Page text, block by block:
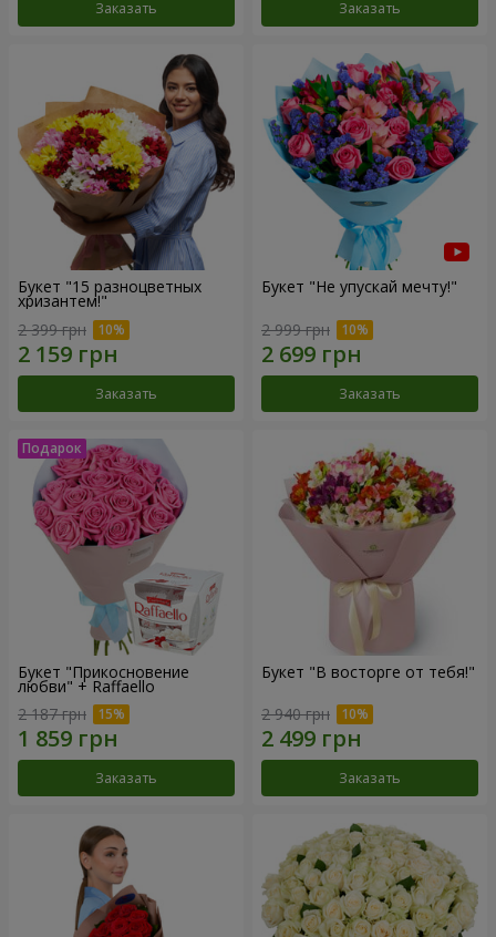
Заказать Заказать
Букет "15 разноцветных
хризантем!"
2 399 грн
Заказать
Букет "Не упускай мечту!"
2 999 грн
Заказать
Букет "Прикосновение
любви" + Raffaello
2 187 грн
Заказать
Букет "В восторге от тебя!"
2 940 грн
Заказать